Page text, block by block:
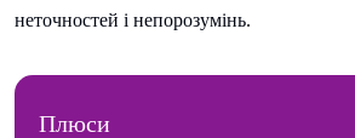
неточностей і непорозумінь.
Плюси